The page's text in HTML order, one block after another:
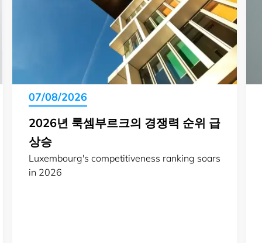
07/08/2026
2026년 룩셈부르크의 경쟁력 순위 급
상승
Luxembourg's competitiveness ranking soars
in 2026